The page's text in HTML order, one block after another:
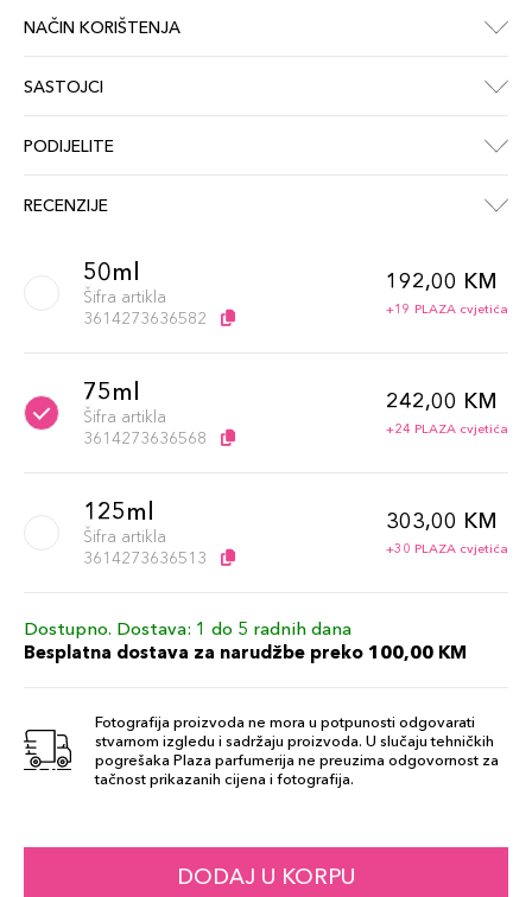
NAČIN KORIŠTENJA
SASTOJCI
PODIJELITE
RECENZIJE
50ml
Šifra artikla
3614273636582
192,00 KM
+19 PLAZA cvjetića
75ml
Šifra artikla
3614273636568
242,00 KM
+24 PLAZA cvjetića
125ml
Šifra artikla
3614273636513
303,00 KM
+30 PLAZA cvjetića
Dostupno. Dostava: 1 do 5 radnih dana
Besplatna dostava za narudžbe preko 100,00 KM
Fotografija proizvoda ne mora u potpunosti odgovarati
stvarnom izgledu i sadržaju proizvoda. U slučaju tehničkih
pogrešaka Plaza parfumerija ne preuzima odgovornost za
tačnost prikazanih cijena i fotografija.
DODAJ U KORPU